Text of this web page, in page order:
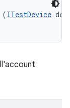
(ITestDevice